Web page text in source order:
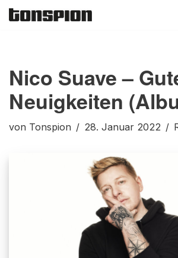
Nico Suave –
Neuigkeiten
von Tonspion 28. Januar 2022